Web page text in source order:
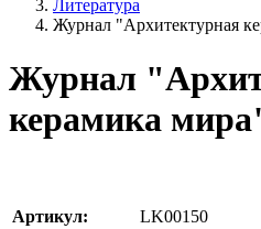
Литература
Журнал "Архитектурная
Журнал
керамика
Артикул:
LK00150